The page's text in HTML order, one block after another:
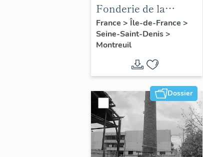
Fonderie de la
Marne, puis Riboux
et Durieux, puis
usine de
construction
mécanique Clerc ;
actuellement usine
de serrurerie
Métallurgie
Chaudronnerie
Montreuil
France > Île-de-France >
Seine-Saint-Denis>
Montreuil
Dossier